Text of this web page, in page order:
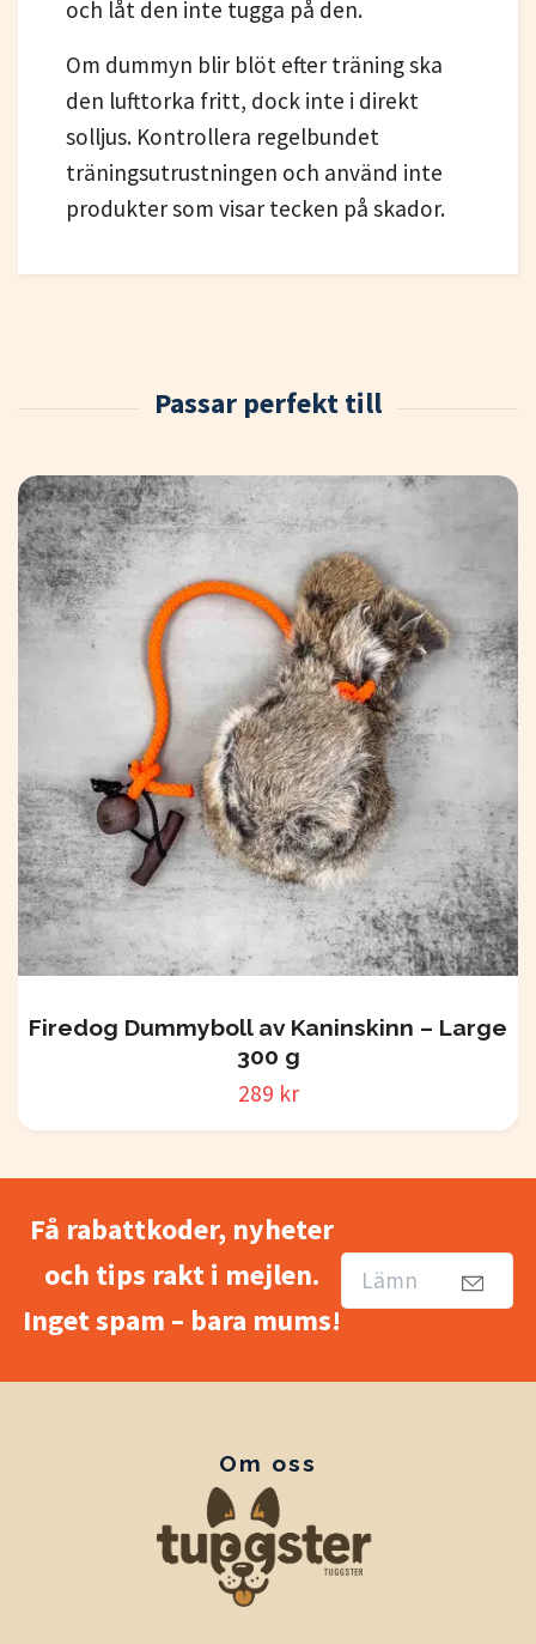
och låt den inte tugga på den.
Om dummyn blir blöt efter träning ska
den lufttorka fritt, dock inte i direkt
solljus. Kontrollera regelbundet
träningsutrustningen och använd inte
produkter som visar tecken på skador.
Firedog Dummyboll av Kaninskinn – Large
300 g
289 kr
Få rabattkoder, nyheter
och tips rakt i mejlen.
Inget spam – bara mums!
Om oss